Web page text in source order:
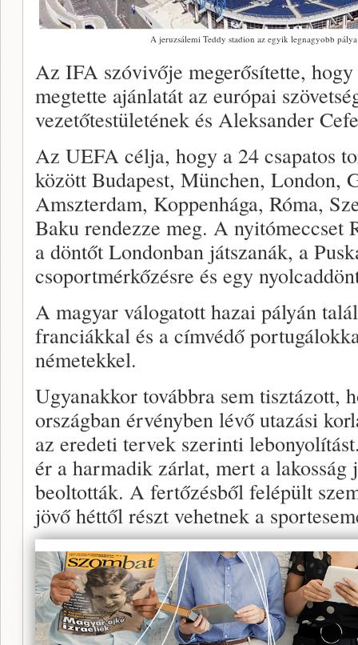
A jeruzsálemi Teddy stadion az egyik legnagyobb
Az IFA szóvivője megerősítette,
megtette ajánlatát az európai
vezetőtestületének és Aleksander
Az UEFA célja, hogy a 24 csapatos
között Budapest, München, London,
Amszterdam, Koppenhága, Róma,
Baku rendezze meg. A nyitómeccset
a döntőt Londonban játszanák, a
csoportmérkőzésre és egy
A magyar válogatott hazai pályán
franciákkal és a címvédő
németekkel.
Ugyanakkor továbbra sem tisztázott,
országban érvényben lévő utazási
az eredeti tervek szerinti
ér a harmadik zárlat, mert a lakosság
beoltották. A fertőzésből felépült
jövő héttől részt vehetnek a